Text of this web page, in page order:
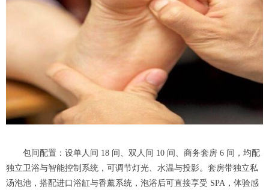
包间配置：设单人间 18 间、双人间 10 间、商务套房 6 间，均配
独立卫浴与智能控制系统，可调节灯光、水温与投影。套房带独立私
汤泡池，搭配进口浴缸与香薰系统，泡浴后可直接享受 SPA，体验感